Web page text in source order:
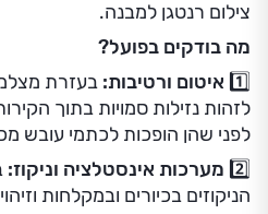
צילום רנטגן למבנה.
מה בודקים בפועל?
1️⃣ איטום ורטיבות:
בעזרת
לזהות נזילות סמויות בתוך
לפני שהן הופכות לכתמי עובש
2️⃣ מערכות אינסטלציה וניקוז:
הניקוזים בכיורים ובמקלחות